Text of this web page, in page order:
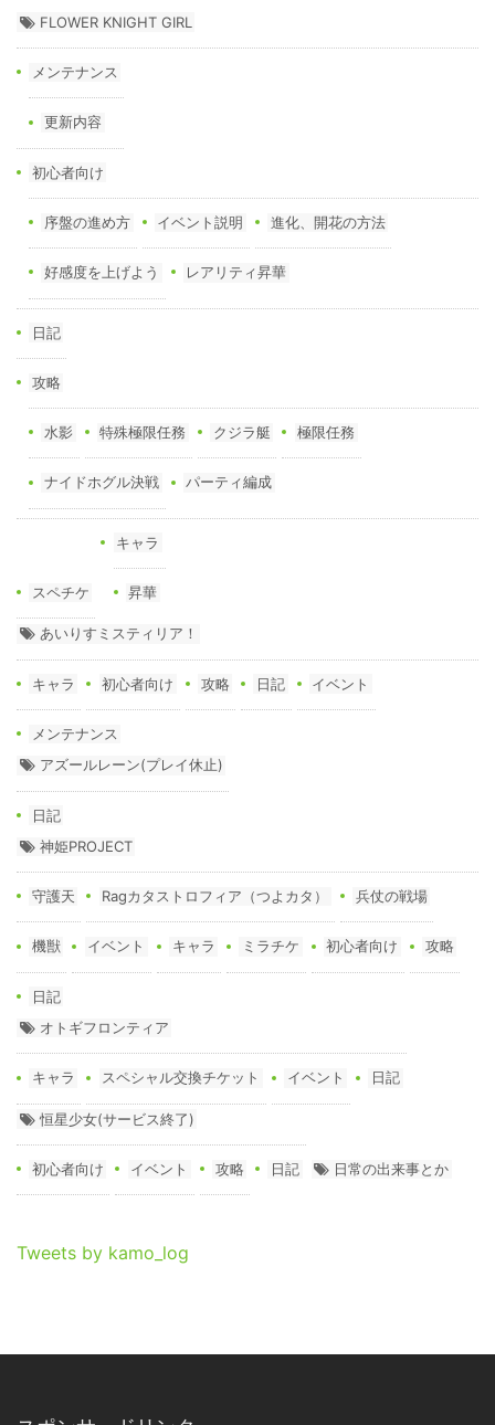
FLOWER KNIGHT GIRL
メンテナンス
更新内容
初心者向け
序盤の進め方 イベント説明 進化、開花の方法
好感度を上げよう レアリティ昇華
日記
攻略
水影 特殊極限任務 クジラ艇 極限任務
ナイドホグル決戦 パーティ編成
スペチケ
キャラ
昇華
あいりすミスティリア！
キャラ 初心者向け 攻略 日記 イベント
メンテナンス
アズールレーン(プレイ休止)
日記
神姫PROJECT
守護天 Ragカタストロフィア（つよカタ） 兵仗の戦場
機獣 イベント キャラ ミラチケ 初心者向け 攻略
日記
オトギフロンティア
キャラ スペシャル交換チケット イベント 日記
恒星少女(サービス終了)
初心者向け イベント 攻略 日記 日常の出来事とか
Tweets by kamo_log